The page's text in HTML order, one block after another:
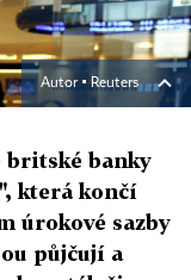
Autor ▪Reuters
britské banky
která končí
úrokové sazby
půjčují a